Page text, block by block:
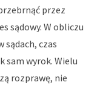
przez
sądowy. W obliczu
sądach, czas
sam wyrok. Wielu
rozprawę, nie